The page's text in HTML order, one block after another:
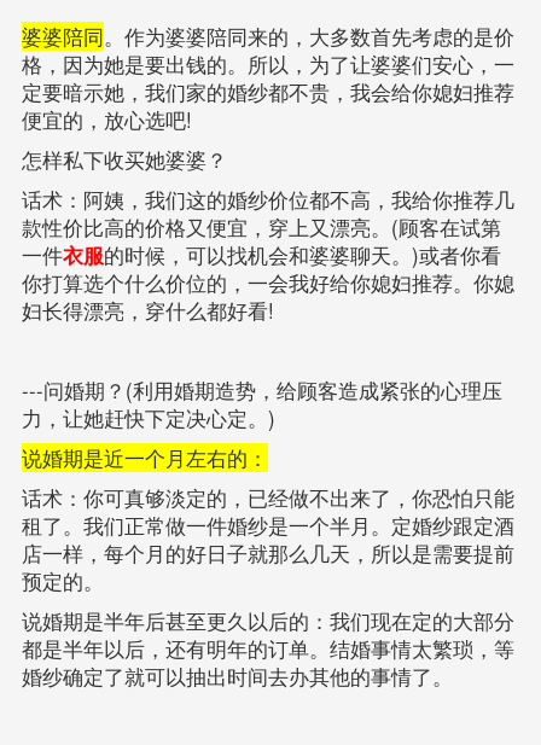
婆婆陪同。作为婆婆陪同来的，大多数首先考虑的是价
格，因为她是要出钱的。所以，为了让婆婆们安心，一
定要暗示她，我们家的婚纱都不贵，我会给你媳妇推荐
便宜的，放心选吧!
怎样私下收买她婆婆？
话术：阿姨，我们这的婚纱价位都不高，我给你推荐几
款性价比高的价格又便宜，穿上又漂亮。(顾客在试第
一件衣服的时候，可以找机会和婆婆聊天。)或者你看
你打算选个什么价位的，一会我好给你媳妇推荐。你媳
妇长得漂亮，穿什么都好看!
---问婚期？(利用婚期造势，给顾客造成紧张的心理压
力，让她赶快下定决心定。)
说婚期是近一个月左右的：
话术：你可真够淡定的，已经做不出来了，你恐怕只能
租了。我们正常做一件婚纱是一个半月。定婚纱跟定酒
店一样，每个月的好日子就那么几天，所以是需要提前
预定的。
说婚期是半年后甚至更久以后的：我们现在定的大部分
都是半年以后，还有明年的订单。结婚事情太繁琐，等
婚纱确定了就可以抽出时间去办其他的事情了。